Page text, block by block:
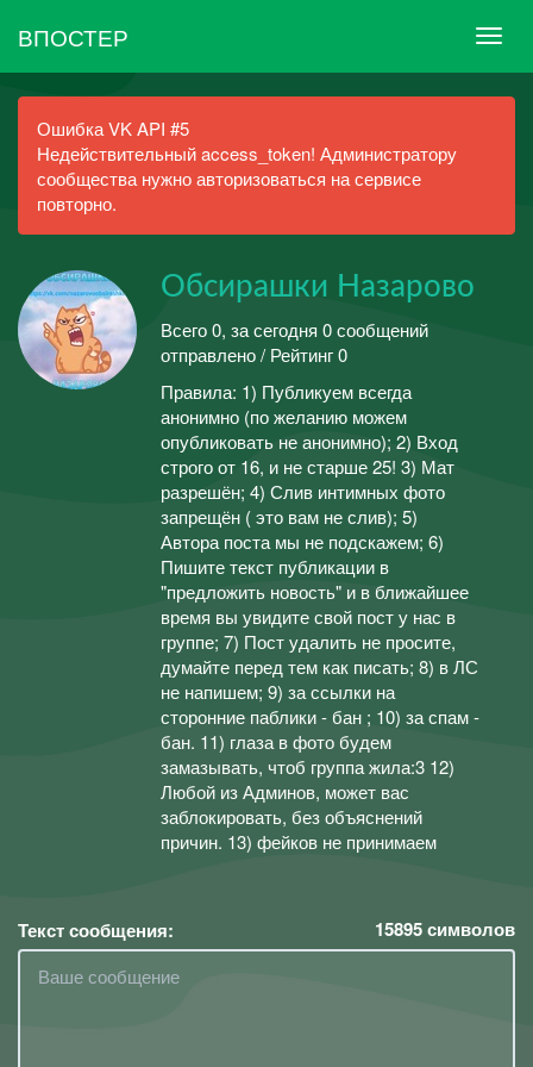
ВПОСТЕР
Ошибка VK API #5
Недействительный access_token! Администратору
сообщества нужно авторизоваться на сервисе
повторно.
Обсирашки Назарово
Всего 0, за сегодня 0 сообщений
отправлено / Рейтинг 0
Правила: 1) Публикуем всегда
анонимно (по желанию можем
опубликовать не анонимно); 2) Вход
строго от 16, и не старше 25! 3) Мат
разрешён; 4) Слив интимных фото
запрещён ( это вам не слив); 5)
Автора поста мы не подскажем; 6)
Пишите текст публикации в
"предложить новость" и в ближайшее
время вы увидите свой пост у нас в
группе; 7) Пост удалить не просите,
думайте перед тем как писать; 8) в ЛС
не напишем; 9) за ссылки на
сторонние паблики - бан ; 10) за спам -
бан. 11) глаза в фото будем
замазывать, чтоб группа жила:3 12)
Любой из Админов, может вас
заблокировать, без объяснений
причин. 13) фейков не принимаем
Текст сообщения: 15895символов